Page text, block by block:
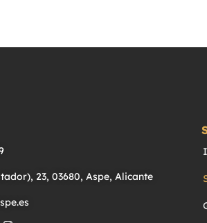
23, 03680, Aspe, Alicante